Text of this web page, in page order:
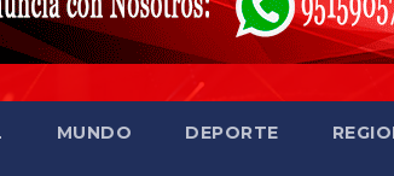
MUNDO DEPORTE